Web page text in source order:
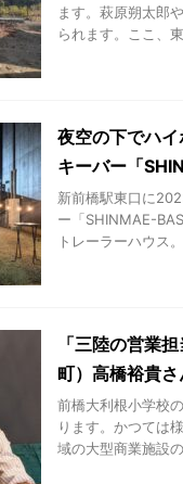
ます。萩原朔太郎
られます。ここ、
夜空の下でハ
キーバー「
新前橋駅東口に
ー「SHINMAE-
トレーラーハウス
「三陸の営業
町）高橋裕貴
前橋大利根小学校
ります。かつては
域の大型商業施設